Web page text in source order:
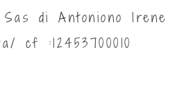
Sas di Antoniono Irene
cf :12453700010